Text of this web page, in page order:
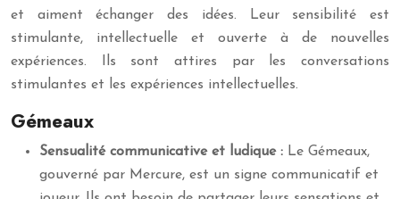
et aiment échanger des idées. Leur sensibilité est
stimulante, intellectuelle et ouverte à de nouvelles
expériences. Ils sont attires par les conversations
stimulantes et les expériences intellectuelles.
Gémeaux
Sensualité communicative et ludique : Le Gémeaux,
gouverné par Mercure, est un signe communicatif et